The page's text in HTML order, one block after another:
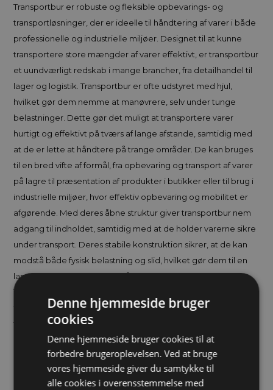
Transportbur er robuste og fleksible opbevarings- og
transportløsninger, der er ideelle til håndtering af varer i både
professionelle og industrielle miljøer. Designet til at kunne
transportere store mængder af varer effektivt, er transportbur
et uundværligt redskab i mange brancher, fra detailhandel til
lager og logistik. Transportbur er ofte udstyret med hjul,
hvilket gør dem nemme at manøvrere, selv under tunge
belastninger. Dette gør det muligt at transportere varer
hurtigt og effektivt på tværs af lange afstande, samtidig med
at de er lette at håndtere på trange områder. De kan bruges
til en bred vifte af formål, fra opbevaring og transport af varer
på lagre til præsentation af produkter i butikker eller til brug i
industrielle miljøer, hvor effektiv opbevaring og mobilitet er
afgørende. Med deres åbne struktur giver transportbur nem
adgang til indholdet, samtidig med at de holder varerne sikre
under transport. Deres stabile konstruktion sikrer, at de kan
modstå både fysisk belastning og slid, hvilket gør dem til en
langtidsholdbar løsning for både opbevaring og transport.
Transportbur er ideelle til virksomheder, der har behov for
fleksible og effektive transportløsninger, der sparer tid og
forbedrer arbejdseffektiviteten. Deres alsidighed, holdbarhed
og lette manøvredygtighed gør dem til en praktisk løsning i
mange forskellige sammenhænge.
Denne hjemmeside bruger
cookies
Denne hjemmeside bruger cookies til at
forbedre brugeroplevelsen. Ved at bruge
vores hjemmeside giver du samtykke til
alle cookies i overensstemmelse med